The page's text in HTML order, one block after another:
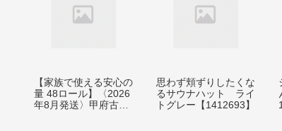
【家族で使える安心の
量 48ロール】〈2026
年8月発送〉甲府古紙
思わず頬ずりしたくな
るサウナハット ライ
トグレー【1412693】